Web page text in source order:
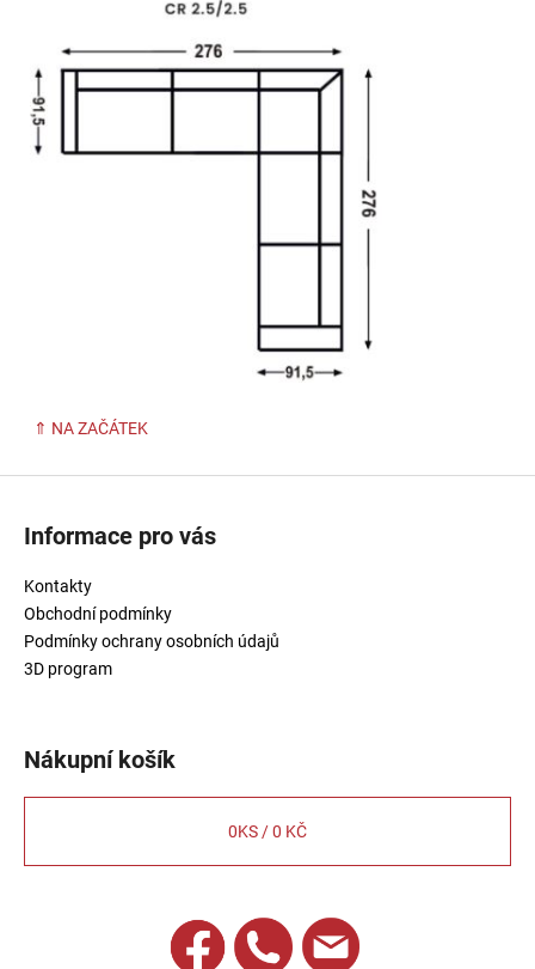
⇑ NA ZAČÁTEK
Informace pro vás
Kontakty
Obchodní podmínky
Podmínky ochrany osobních údajů
3D program
Nákupní košík
0KS /0 KČ